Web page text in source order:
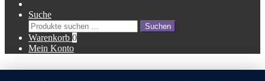
Suche
Suche
nach:
Suchen
Warenkorb 0
Mein Konto